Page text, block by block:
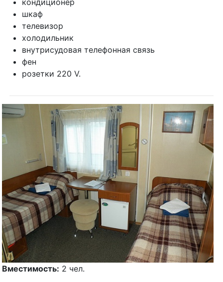
кондиционер
шкаф
телевизор
холодильник
внутрисудовая телефонная связь
фен
розетки 220 V.
Вместимость: 2 чел.